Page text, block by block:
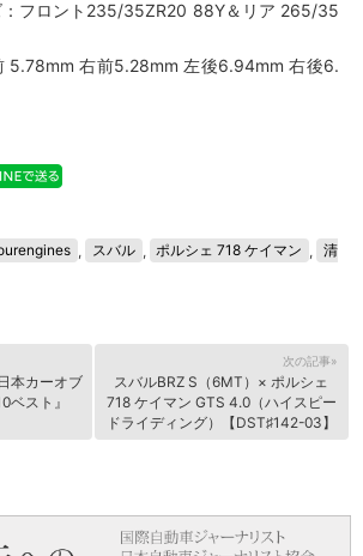
：フロント235/35ZR20 88Y＆リア 265/35
5.78mm 右前5.28mm 左後6.94mm 右後6.
, スバル , ポルシェ 718 ケイマン ,
清
本カーオブ
ベスト』
次の記事»
スバルBRZ S（6MT）× ポルシェ
718 ケイマン GTS 4.0（ハイスピー
ドライディング）【DST♯142-03】